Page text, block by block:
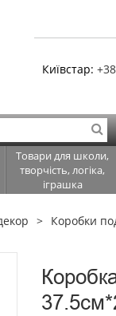
Київстар:
Товари для школи,
творчість, логіка,
іграшка
Коробки